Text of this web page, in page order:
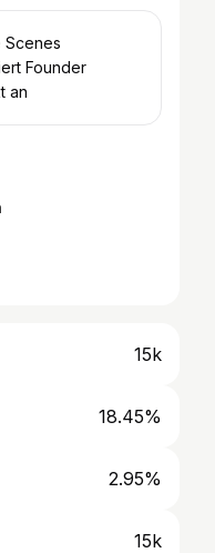
Scenes
Founder
an
15k
18.45%
2.95%
15k